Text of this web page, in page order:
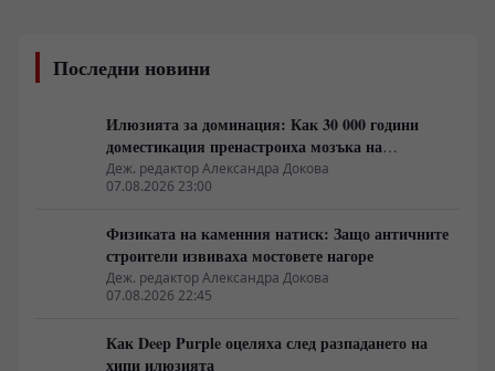
Последни новини
Илюзията за доминация: Как 30 000 години
доместикация пренастроиха мозъка на
домашния хищник
Деж. редактор Александра Докова
07.08.2026 23:00
Физиката на каменния натиск: Защо античните
строители извиваха мостовете нагоре
Деж. редактор Александра Докова
07.08.2026 22:45
Как Deep Purple оцеляха след разпадането на
хипи илюзията